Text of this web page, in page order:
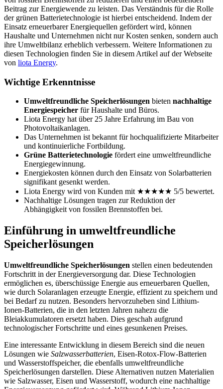
Beitrag zur Energiewende zu leisten. Das Verständnis für die Rolle
der grünen Batterietechnologie ist hierbei entscheidend. Indem der
Einsatz erneuerbarer Energiequellen gefördert wird, können
Haushalte und Unternehmen nicht nur Kosten senken, sondern auch
ihre Umweltbilanz erheblich verbessern. Weitere Informationen zu
diesen Technologien finden Sie in diesem Artikel auf der Webseite
von liota Energy.
Wichtige Erkenntnisse
Umweltfreundliche Speicherlösungen bieten nachhaltige
Energiespeicher für Haushalte und Büros.
Liota Energy hat über 25 Jahre Erfahrung im Bau von
Photovoltaikanlagen.
Das Unternehmen ist bekannt für hochqualifizierte Mitarbeiter
und kontinuierliche Fortbildung.
Grüne Batterietechnologie fördert eine umweltfreundliche
Energiegewinnung.
Energiekosten können durch den Einsatz von Solarbatterien
signifikant gesenkt werden.
Liota Energy wird von Kunden mit ★★★★★ 5/5 bewertet.
Nachhaltige Lösungen tragen zur Reduktion der
Abhängigkeit von fossilen Brennstoffen bei.
Einführung in umweltfreundliche
Speicherlösungen
Umweltfreundliche Speicherlösungen stellen einen bedeutenden
Fortschritt in der Energieversorgung dar. Diese Technologien
ermöglichen es, überschüssige Energie aus erneuerbaren Quellen,
wie durch Solaranlagen erzeugte Energie, effizient zu speichern und
bei Bedarf zu nutzen. Besonders hervorzuheben sind Lithium-
Ionen-Batterien, die in den letzten Jahren nahezu die
Bleiakkumulatoren ersetzt haben. Dies geschah aufgrund
technologischer Fortschritte und eines gesunkenen Preises.
Eine interessante Entwicklung in diesem Bereich sind die neuen
Lösungen wie Salzwasserbatterien, Eisen-Rotox-Flow-Batterien
und Wasserstoffspeicher, die ebenfalls umweltfreundliche
Speicherlösungen darstellen. Diese Alternativen nutzen Materialien
wie Salzwasser, Eisen und Wasserstoff, wodurch eine nachhaltige